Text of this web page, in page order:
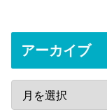
アーカイブ